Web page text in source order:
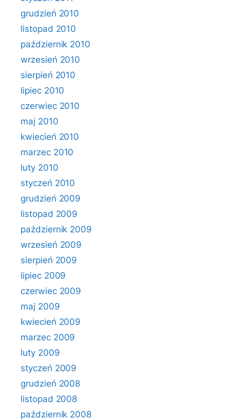
grudzień 2010
listopad 2010
październik 2010
wrzesień 2010
sierpień 2010
lipiec 2010
czerwiec 2010
maj 2010
kwiecień 2010
marzec 2010
luty 2010
styczeń 2010
grudzień 2009
listopad 2009
październik 2009
wrzesień 2009
sierpień 2009
lipiec 2009
czerwiec 2009
maj 2009
kwiecień 2009
marzec 2009
luty 2009
styczeń 2009
grudzień 2008
listopad 2008
październik 2008